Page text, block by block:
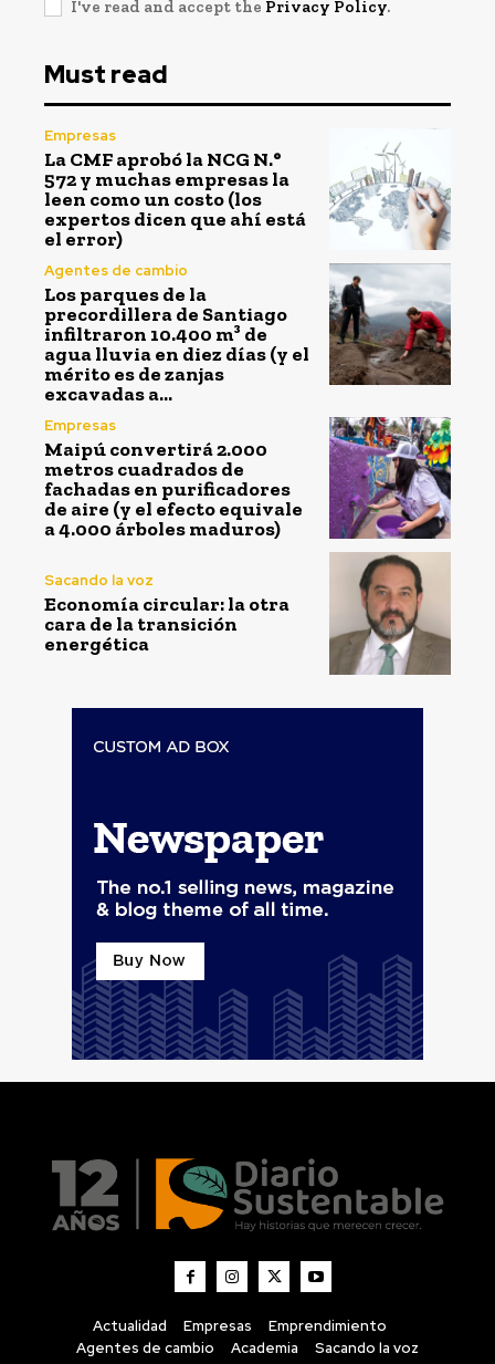
I've read and accept the Privacy Policy.
Must read
Empresas
La CMF aprobó la NCG N.°
572 y muchas empresas la
leen como un costo (los
expertos dicen que ahí está
el error)
Agentes de cambio
Los parques de la
precordillera de Santiago
infiltraron 10.400 m³ de
agua lluvia en diez días (y el
mérito es de zanjas
excavadas a...
Empresas
Maipú convertirá 2.000
metros cuadrados de
fachadas en purificadores
de aire (y el efecto equivale
a 4.000 árboles maduros)
Sacando la voz
Economía circular: la otra
cara de la transición
energética
Actualidad Empresas
Emprendimiento
Agentes de cambio
Academia Sacando la voz